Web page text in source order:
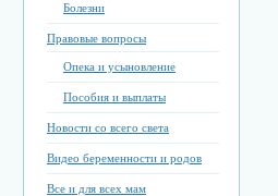
Болезни
Правовые вопросы
Опека и усыновление
Пособия и выплаты
Новости со всего света
Видео беременности и родов
Все и для всех мам